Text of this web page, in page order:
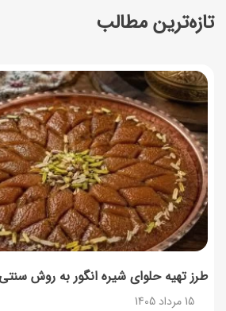
تازه‌ترین مطالب
طرز تهیه حلوای شیره انگور به روش
15 مرداد 1405
زمان شارژ کالابرگ تغییر کرد؛
توصیه‌های مهم برای دفع
14 مرداد 1405
طرز تهیه آلبالو شور
14 مرداد 1405
طرز تهیه پنکیک با شیره
14 مرداد 1405